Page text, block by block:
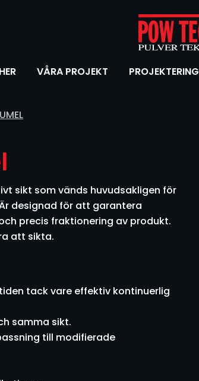
VÅRA PROJEKT PROJEKTERING
sikt som vänds huvudsakligen för
designad för att garantera
precis fraktionering av produkt.
att sikta.
tack vare effektiv kontinuerlig
samma sikt.
till modifierade